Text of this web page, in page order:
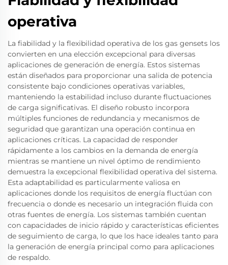
operativa
La fiabilidad y la flexibilidad operativa de los gas gensets los
convierten en una elección excepcional para diversas
aplicaciones de generación de energía. Estos sistemas
están diseñados para proporcionar una salida de potencia
consistente bajo condiciones operativas variables,
manteniendo la estabilidad incluso durante fluctuaciones
de carga significativas. El diseño robusto incorpora
múltiples funciones de redundancia y mecanismos de
seguridad que garantizan una operación continua en
aplicaciones críticas. La capacidad de responder
rápidamente a los cambios en la demanda de energía
mientras se mantiene un nivel óptimo de rendimiento
demuestra la excepcional flexibilidad operativa del sistema.
Esta adaptabilidad es particularmente valiosa en
aplicaciones donde los requisitos de energía fluctúan con
frecuencia o donde es necesario un integración fluida con
otras fuentes de energía. Los sistemas también cuentan
con capacidades de inicio rápido y características eficientes
de seguimiento de carga, lo que los hace ideales tanto para
la generación de energía principal como para aplicaciones
de respaldo.